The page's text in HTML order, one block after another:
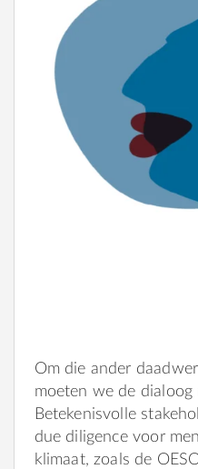
Om die ander
moeten we de dialoog
Betekenisvolle
due diligence voor
klimaat, zoals de